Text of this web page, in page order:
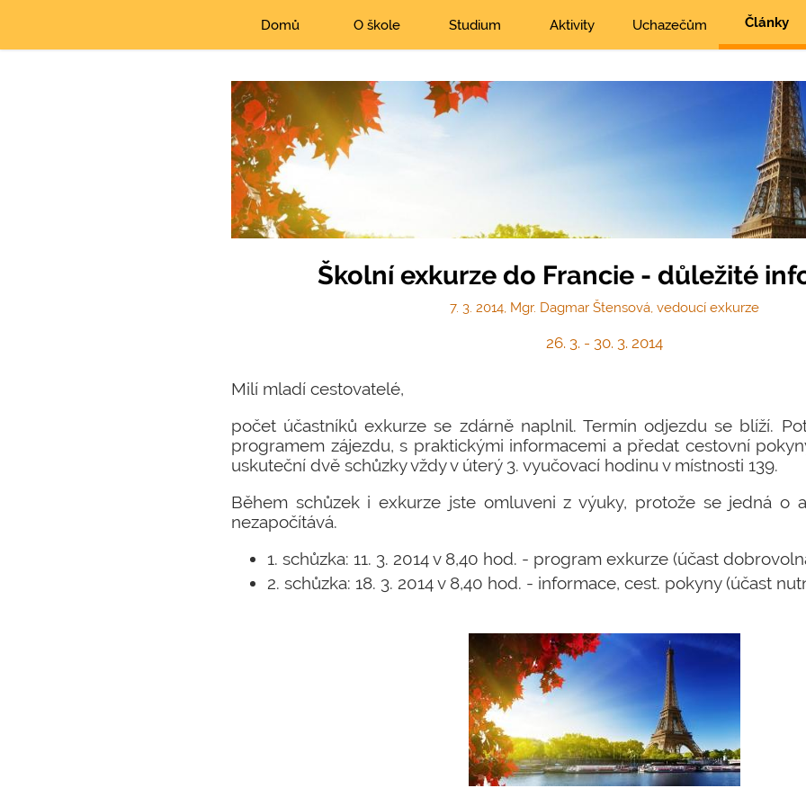
Domů O škole Studium Aktivity Uchazečům Články
Školní exkurze do Francie - důležité
7. 3. 2014, Mgr. Dagmar Štensová, vedoucí exkurze
26. 3. - 30. 3. 2014
Milí mladí cestovatelé,
počet účastníků exkurze se zdárně naplnil. Termín odjezdu se blíží.
programem zájezdu, s praktickými informacemi a předat cestovní
uskuteční dvě schůzky vždy v úterý 3. vyučovací hodinu v místnosti 139.
Během schůzek i exkurze jste omluveni z výuky, protože se jedná o
nezapočítává.
1. schůzka: 11. 3. 2014 v 8,40 hod. - program exkurze (účast
2. schůzka: 18. 3. 2014 v 8,40 hod. - informace, cest. pokyny (účast